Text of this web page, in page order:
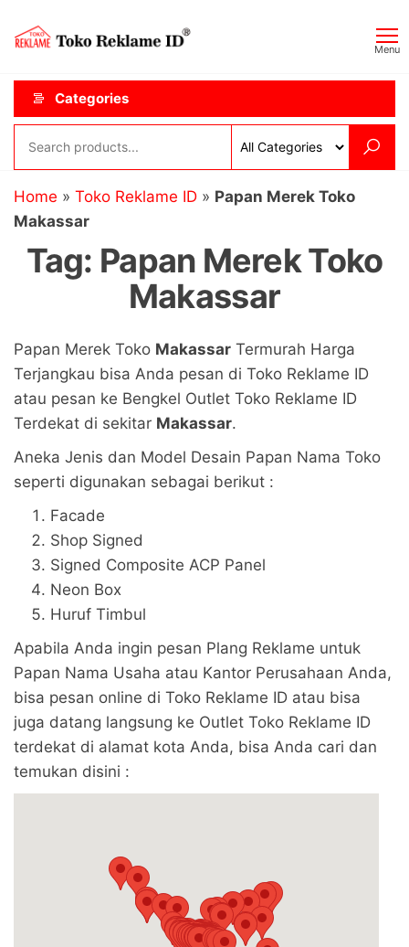
content
ID
Menu
Categories
Home » Toko Reklame ID » Papan Merek Toko
Makassar
Tag: Papan Merek Toko
Makassar
Papan Merek Toko Makassar Termurah Harga
Terjangkau bisa Anda pesan di Toko Reklame ID
atau pesan ke Bengkel Outlet Toko Reklame ID
Terdekat di sekitar Makassar.
Aneka Jenis dan Model Desain Papan Nama Toko
seperti digunakan sebagai berikut :
Facade
Shop Signed
Signed Composite ACP Panel
Neon Box
Huruf Timbul
Apabila Anda ingin pesan Plang Reklame untuk
Papan Nama Usaha atau Kantor Perusahaan Anda,
bisa pesan online di Toko Reklame ID atau bisa
juga datang langsung ke Outlet Toko Reklame ID
terdekat di alamat kota Anda, bisa Anda cari dan
temukan disini :